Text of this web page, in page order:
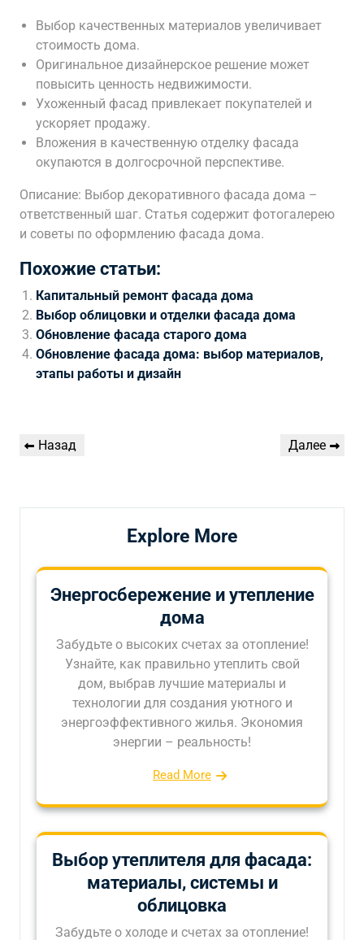
Выбор качественных материалов увеличивает
стоимость дома.
Оригинальное дизайнерское решение может
повысить ценность недвижимости.
Ухоженный фасад привлекает покупателей и
ускоряет продажу.
Вложения в качественную отделку фасада
окупаются в долгосрочной перспективе.
Описание: Выбор декоративного фасада дома –
ответственный шаг. Статья содержит фотогалерею
и советы по оформлению фасада дома.
Похожие статьи:
Капитальный ремонт фасада дома
Выбор облицовки и отделки фасада дома
Обновление фасада старого дома
Обновление фасада дома: выбор материалов,
этапы работы и дизайн
Навигация
Предыдущая
Назад
Следующая
Далее
Explore More
Энергосбережение и утепление
дома
Забудьте о высоких счетах за отопление!
Узнайте, как правильно утеплить свой
дом, выбрав лучшие материалы и
технологии для создания уютного и
энергоэффективного жилья. Экономия
энергии – реальность!
Read More
Выбор утеплителя для фасада:
материалы, системы и
облицовка
Забудьте о холоде и счетах за отопление!